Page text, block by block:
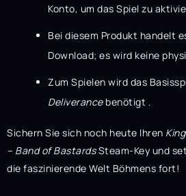
Konto, um das Spiel zu
Bei diesem Produkt handelt
Download; es wird keine
Zum Spielen wird das
Deliverancebenötigt .
Sichern Sie sich noch heute Ihren
– Band of BastardsSteam-Key und
die faszinierende Welt Böhmens fort!